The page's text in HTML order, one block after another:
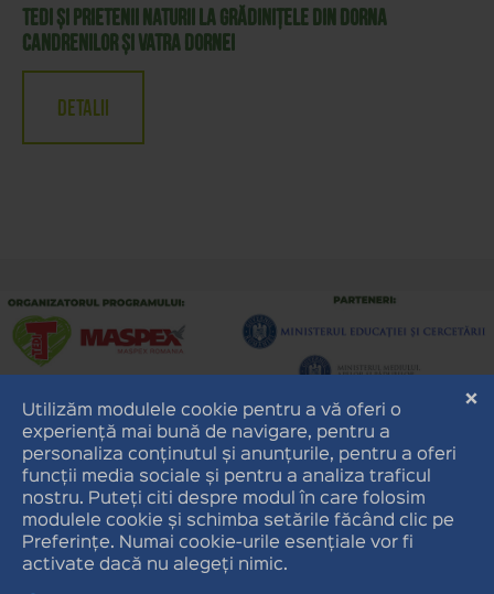
Tedi și prietenii naturii la grădinițele din Dorna
Candrenilor și Vatra Dornei
Detalii
Copyright 2026MASPEX ROMÂNIA
URMĂRIȚI-NE ȘI PE: